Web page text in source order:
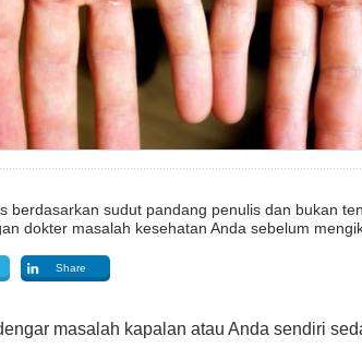
berdasarkan sudut pandang penulis dan bukan
dokter masalah kesehatan Anda sebelum
Share
masalah kapalan atau Anda sendiri